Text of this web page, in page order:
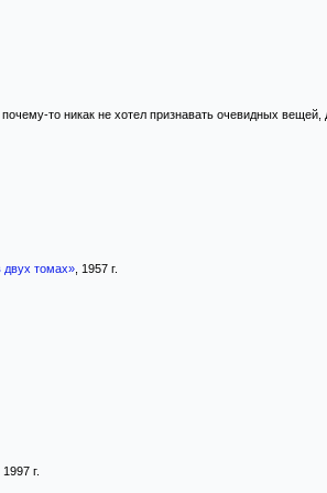
то никак не хотел признавать очевидных вещей,
двух томах», 1957 г.
1997 г.